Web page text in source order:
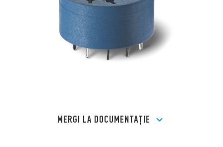
MERGI LA DOCUMENTAȚIE